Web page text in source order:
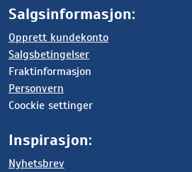
Salgsinformasjon:
Opprett kundekonto
Salgsbetingelser
Fraktinformasjon
Personvern
Coockie settinger
Inspirasjon:
Nyhetsbrev